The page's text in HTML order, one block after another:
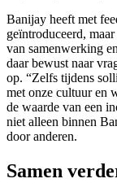
Banijay heeft met
geïntroduceerd,
van samenwerking
daar bewust naar
op. “Zelfs tijdens
met onze cultuur en
de waarde van een
niet alleen binnen
door anderen.
Samen